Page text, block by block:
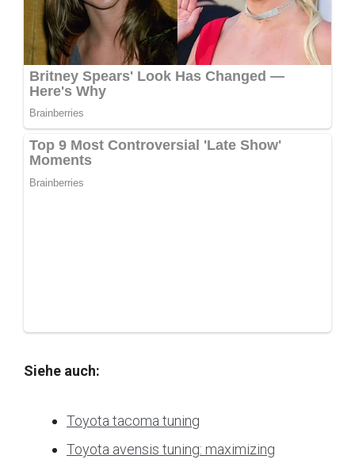
Siehe auch:
Toyota tacoma tuning
Toyota avensis tuning: maximizing